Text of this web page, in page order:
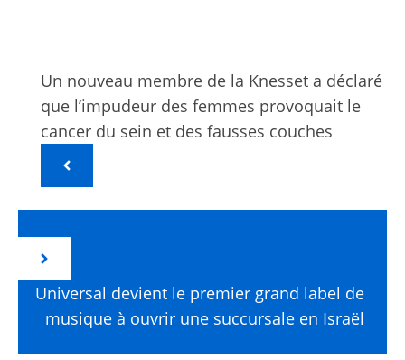
Un nouveau membre de la Knesset a déclaré
que l’impudeur des femmes provoquait le
cancer du sein et des fausses couches
Universal devient le premier grand label de
musique à ouvrir une succursale en Israël